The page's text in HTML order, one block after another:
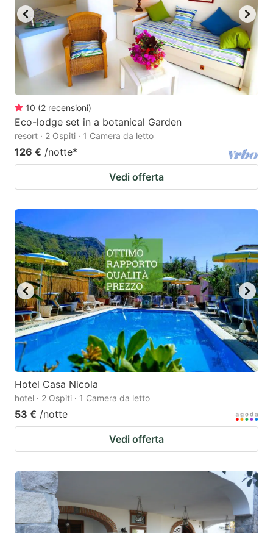
10 (2 recensioni)
Eco-lodge set in a botanical Garden
resort · 2 Ospiti · 1 Camera da letto
126 € /notte*
Vedi offerta
Hotel Casa Nicola
hotel · 2 Ospiti · 1 Camera da letto
53 € /notte
Vedi offerta